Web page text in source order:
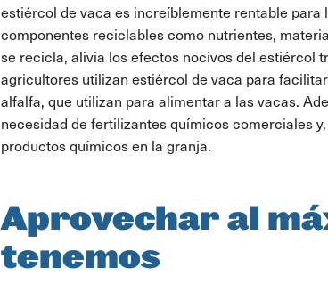
estiércol de vaca es increíblemente rentable para
componentes reciclables como nutrientes,
se recicla, alivia los efectos nocivos del estiércol
agricultores utilizan estiércol de vaca para
alfalfa, que utilizan para alimentar a las vacas.
necesidad de fertilizantes químicos comerciales
productos químicos en la granja.
Aprovechar al
tenemos